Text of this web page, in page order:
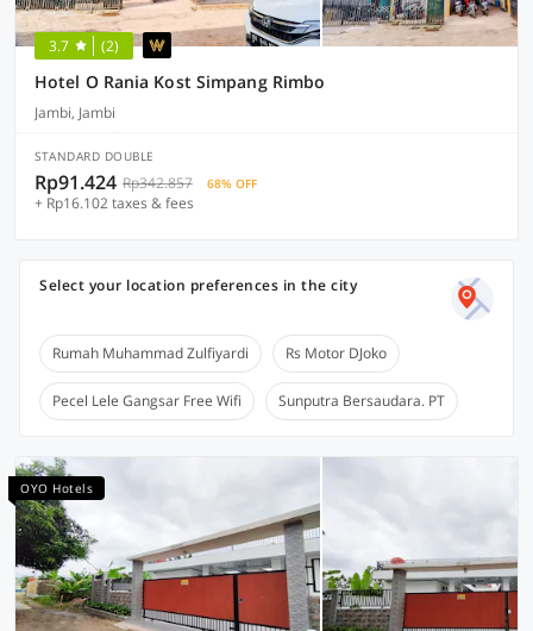
3.7 (2)
Hotel O Rania Kost Simpang Rimbo
Jambi, Jambi
STANDARD DOUBLE
Rp91.424 Rp342.857 68% OFF
+ Rp16.102 taxes & fees
Select your location preferences in the city
Rumah Muhammad Zulfiyardi Rs Motor DJoko
Pecel Lele Gangsar Free Wifi Sunputra Bersaudara. PT
OYO Hotels